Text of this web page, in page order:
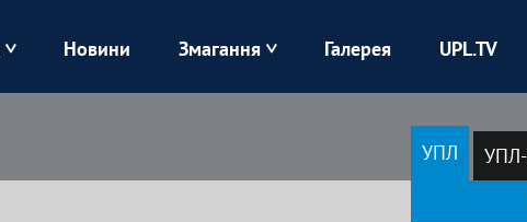
Колос
Новини Змагання Галерея UPL.TV
УПЛ